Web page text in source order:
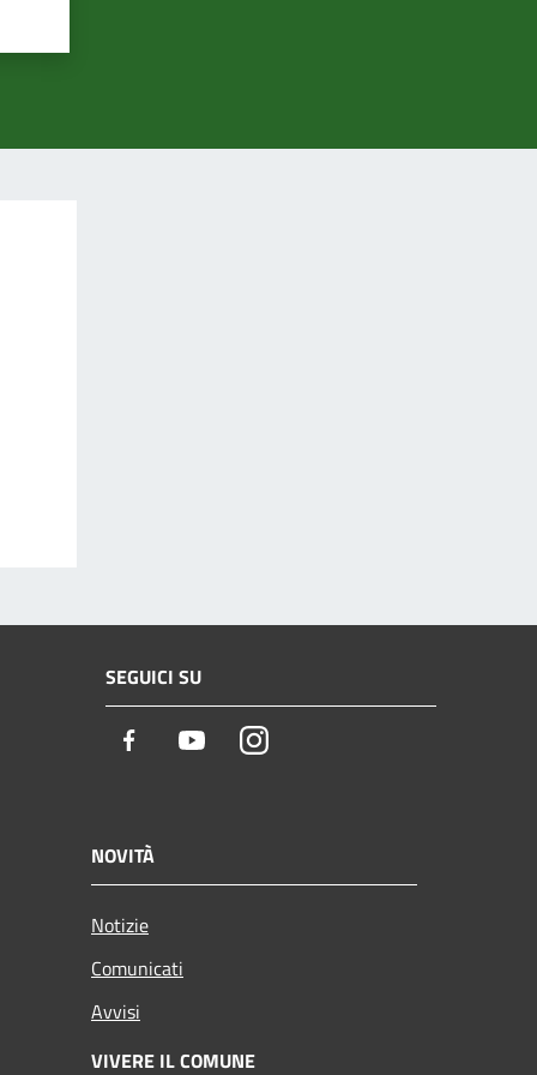
SEGUICI SU
Facebook YoutubeInstagram
NOVITÀ
Notizie
Comunicati
Avvisi
VIVERE IL COMUNE